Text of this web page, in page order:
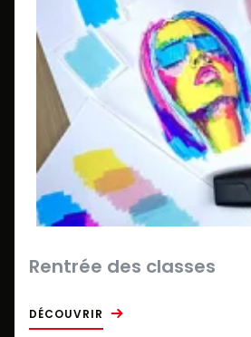
Rentrée des classes
DÉCOUVRIR